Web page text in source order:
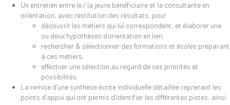
Un entretien entre le / la jeune bénéficiaire et la consultante en
orientation, avec restitution des résultats, pour
découvrir les métiers qui lui correspondent, et élaborer une
ou deux hypothèses d’orientation en lien,
rechercher & sélectionner des formations et écoles préparant
à ces métiers,
effectuer une sélection au regard de ses priorités et
possibilités.
La remise d’une synthèse écrite individuelle détaillée reprenant les
points d’appui qui ont permis d’identifier les différentes pistes, ainsi